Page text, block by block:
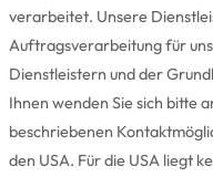
verarbeitet. Unsere
Auftragsverarbeitung für
Dienstleistern und der
Ihnen wenden Sie sich bitte
beschriebenen
den USA. Für die USA liegt